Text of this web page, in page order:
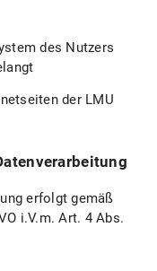
des Nutzers
der LMU
erfolgt gemäß
i.V.m. Art. 4 Abs.